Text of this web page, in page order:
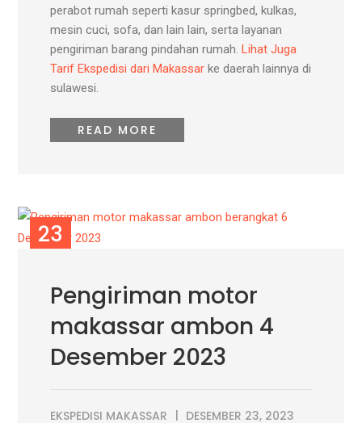
perabot rumah seperti kasur springbed, kulkas,
mesin cuci, sofa, dan lain lain, serta layanan
pengiriman barang pindahan rumah.Lihat Juga
Tarif Ekspedisi dari Makassar ke daerah lainnya di
sulawesi.
READ MORE
23
Pengiriman motor
makassar ambon 4
Desember 2023
EKSPEDISI MAKASSAR DESEMBER 23, 2023